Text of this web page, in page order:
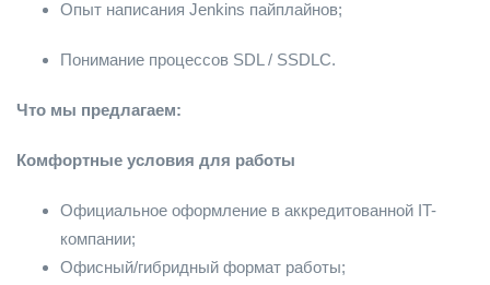
Опыт написания Jenkins пайплайнов;
Понимание процессов SDL / SSDLC.
Что мы предлагаем:
Комфортные условия для работы
Официальное оформление в аккредитованной IT-
компании;
Офисный/гибридный формат работы;